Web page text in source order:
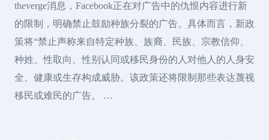
theverge消息，Facebook正在对广告中的仇恨内容进行新
的限制，明确禁止鼓励种族分裂的广告。具体而言，新政
策将“禁止声称来自特定种族、族裔、民族、宗教信仰、
种姓、性取向、性别认同或移民身份的人对他人的人身安
全、健康或生存构成威胁。该政策还将限制那些表达蔑视
移民或难民的广告。 …